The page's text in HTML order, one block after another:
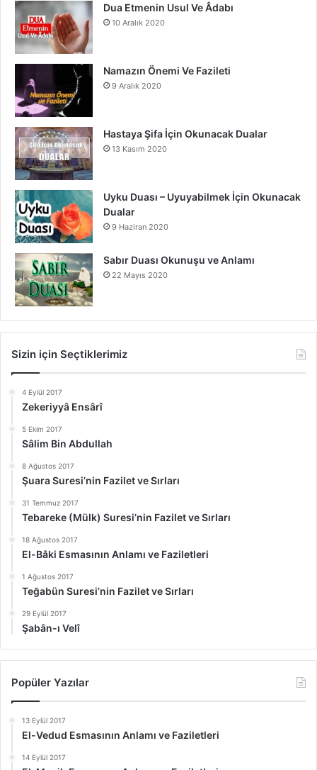
Dua Etmenin Usul Ve Âdabı
10 Aralık 2020
Namazın Önemi Ve Fazileti
9 Aralık 2020
Hastaya Şifa İçin Okunacak Dualar
13 Kasım 2020
Uyku Duası – Uyuyabilmek İçin Okunacak
Dualar
9 Haziran 2020
Sabır Duası Okunuşu ve Anlamı
22 Mayıs 2020
Sizin için Seçtiklerimiz
4 Eylül 2017
Zekeriyyâ Ensârî
5 Ekim 2017
Sâlim Bin Abdullah
8 Ağustos 2017
Şuara Suresi’nin Fazilet ve Sırları
31 Temmuz 2017
Tebareke (Mülk) Suresi’nin Fazilet ve Sırları
18 Ağustos 2017
El-Bâki Esmasının Anlamı ve Faziletleri
1 Ağustos 2017
Teğabün Suresi’nin Fazilet ve Sırları
29 Eylül 2017
Şabân-ı Velî
Popüler Yazılar
13 Eylül 2017
El-Vedud Esmasının Anlamı ve Faziletleri
14 Eylül 2017